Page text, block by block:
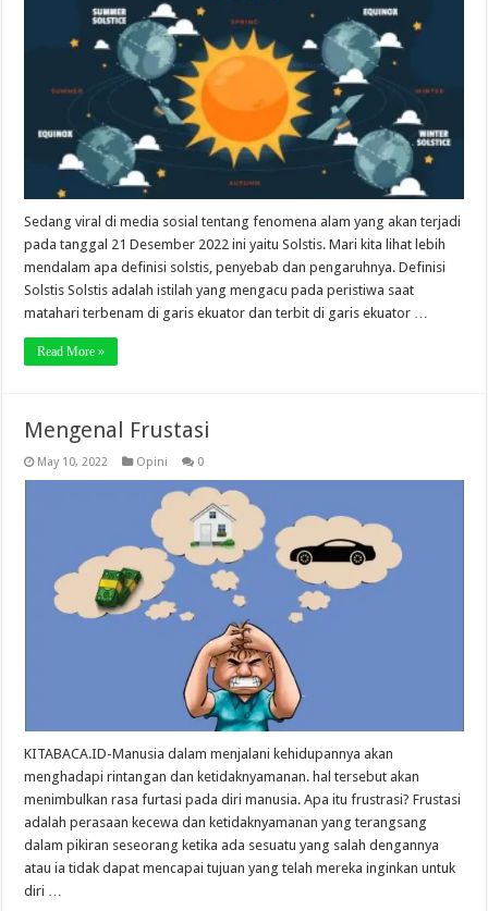
Sedang viral di media sosial tentang fenomena alam yang akan terjadi
pada tanggal 21 Desember 2022 ini yaitu Solstis. Mari kita lihat lebih
mendalam apa definisi solstis, penyebab dan pengaruhnya. Definisi
Solstis Solstis adalah istilah yang mengacu pada peristiwa saat
matahari terbenam di garis ekuator dan terbit di garis ekuator …
Read More »
Mengenal Frustasi
May 10, 2022 Opini 0
KITABACA.ID-Manusia dalam menjalani kehidupannya akan
menghadapi rintangan dan ketidaknyamanan. hal tersebut akan
menimbulkan rasa furtasi pada diri manusia. Apa itu frustrasi? Frustasi
adalah perasaan kecewa dan ketidaknyamanan yang terangsang
dalam pikiran seseorang ketika ada sesuatu yang salah dengannya
atau ia tidak dapat mencapai tujuan yang telah mereka inginkan untuk
diri …